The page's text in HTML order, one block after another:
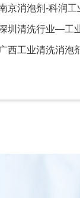
京消泡剂-科润